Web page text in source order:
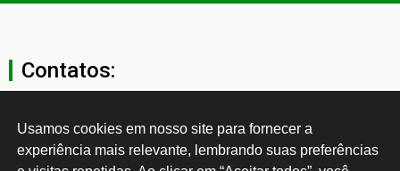
Contatos:
secgeral@ctb.org.br
11 3874-0040
Usamos cookies em nosso site para fornecer a
experiência mais relevante, lembrando suas preferências